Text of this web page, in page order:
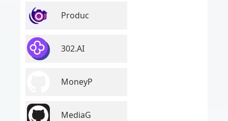
Produc
302.AI
MoneyP
MediaG